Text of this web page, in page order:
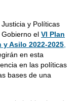
y Políticas
el VI Plan
Asilo 2022-2025
en esta
en las políticas
bases de una